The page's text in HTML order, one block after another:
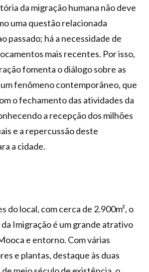
da migração humana não deve
uma questão relacionada
passado; há a necessidade de
mais recentes. Por isso,
fomenta o diálogo sobre as
fenômeno contemporâneo, que
o fechamento das atividades da
a recepção dos milhões
e a repercussão deste
a cidade.
do local, com cerca de 2.900m², o
Imigração é um grande atrativo
e entorno. Com várias
e plantas, destaque às duas